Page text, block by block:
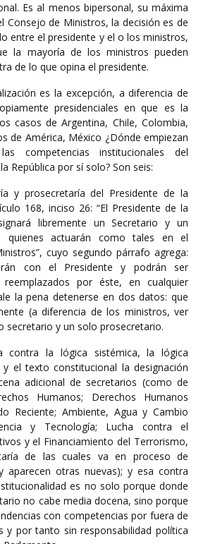
Es al menos bipersonal, su máxima
Consejo de Ministros, la decisión es de
entre el presidente y el o los ministros,
la mayoría de los ministros pueden
de lo que opina el presidente.
es la excepción, a diferencia de
presidenciales en que es la
casos de Argentina, Chile, Colombia,
de América, México ¿Dónde empiezan
competencias institucionales del
República por sí solo? Son seis:
y prosecretaría del Presidente de la
168, inciso 26: “El Presidente de la
libremente un Secretario y un
quienes actuarán como tales en el
cuyo segundo párrafo agrega:
con el Presidente y podrán ser
por éste, en cualquier
la pena detenerse en dos datos: que
(a diferencia de los ministros, ver
secretario y un solo prosecretario.
contra la lógica sistémica, la lógica
y el texto constitucional la designación
adicional de secretarios (como de
Humanos; Derechos Humanos
Reciente; Ambiente, Agua y Cambio
y Tecnología; Lucha contra el
y el Financiamiento del Terrorismo,
de las cuales va en proceso de
aparecen otras nuevas); y esa contra
es no solo porque donde
no cabe media docena, sino porque
con competencias por fuera de
y por tanto sin responsabilidad política